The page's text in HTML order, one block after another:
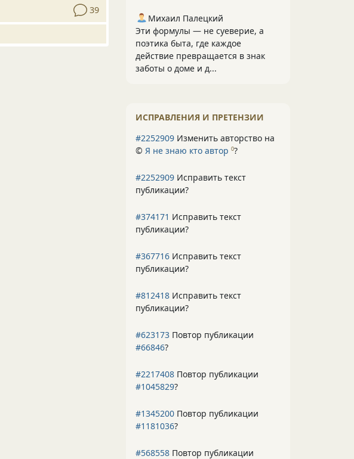
39
Михаил Палецкий
Эти формулы — не суеверие, а
поэтика быта, где каждое
действие превращается в знак
заботы о доме и д...
ИСПРАВЛЕНИЯ И ПРЕТЕНЗИИ
#2252909 Изменить авторство на
© Я не знаю кто автор 0?
#2252909 Исправить текст
публикации?
#374171 Исправить текст
публикации?
#367716 Исправить текст
публикации?
#812418 Исправить текст
публикации?
#623173 Повтор публикации
#66846?
#2217408 Повтор публикации
#1045829?
#1345200 Повтор публикации
#1181036?
#568558 Повтор публикации